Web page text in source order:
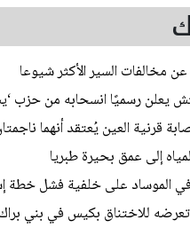
السير الأكثر شيوعا
يعلن رسميًا انسحابه من حزب
قرنية العين يُعتقد أنهما
الموساد على خلفية فشل خطة
للاختناق بكيس في بني براك